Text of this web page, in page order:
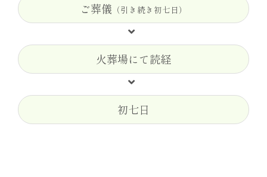
ご葬儀 （引き続き初七日）
火葬場にて読経
初七日